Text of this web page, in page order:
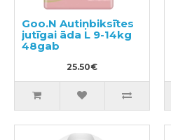
Goo.N Autiņbiksītes
jutīgai āda L 9-14kg
48gab
25.50€